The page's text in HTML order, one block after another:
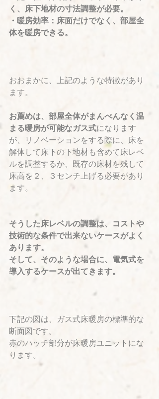
く、床下地材の寸法調整が必要。
・暖房効率：床面だけでなく、部屋全
体を暖房できる。
おおまかに、上記のような特徴があり
ます。
お薦めは、部屋全体がまんべんなく温
まる暖房が可能なガス式になります
が、リノベーションをする際に、床を
解体して床下の下地材も含めて床レベ
ルを調整するか、既存の床材を残して
床高を２、３センチ上げる必要があり
ます。
そうした床レベルの調整は、コストや
技術的な条件で出来ないケースがよく
あります。
そして、そのような場合に、電気式を
導入するケースが出てきます。
下記の図は、ガス式床暖房の標準的な
断面図です。
赤のハッチ部分が床暖房ユニットにな
ります。